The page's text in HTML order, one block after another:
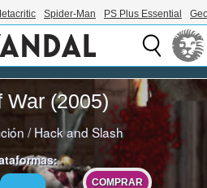
Spider-Man PS Plus Essential
War (2005)
/Hack and Slash
COMPRAR